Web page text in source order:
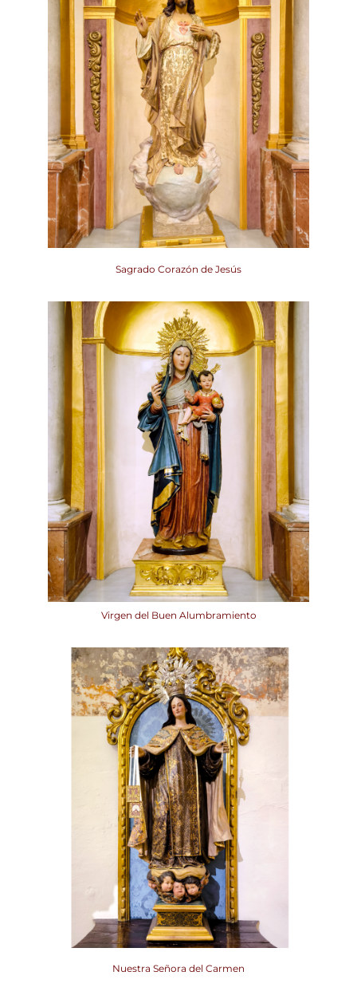
Sagrado Corazón de Jesús
Virgen del Buen Alumbramiento
Nuestra Señora del Carmen